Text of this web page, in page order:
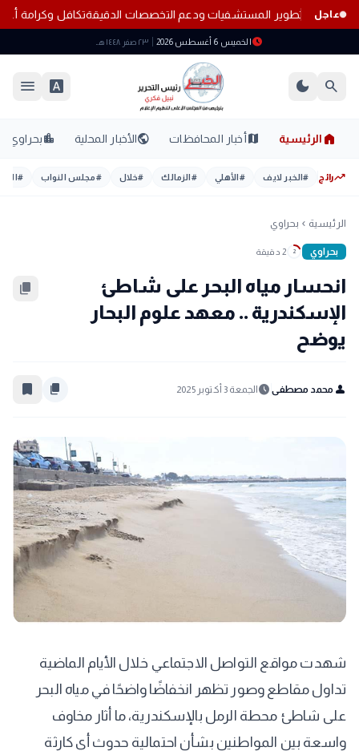
عاجل
الجديد.. خطة لتطوير المستشفيات ودعم التخصصات الدقيقةتكافل وكرامة أغسطس 2026.. موعد
scheduleالخميس 6 أغسطس 2026 ٢٣ صفر ١٤٤٨ هـ
search
dark_mode
font_download
menu
home الرئيسية mapأخبار المحافظات publicالأخبار المحلية location_cityبحراوي
trending_upرائج #الخبر لايف #الأهلي #الزمالك #خلال #مجلس النواب #
الرئيسية chevron_left بحراوي
بحراوي 2 2 دقيقة
انحسار مياه البحر على شاطئ
الإسكندرية .. معهد علوم البحار
يوضح
content_copy
person محمد مصطفى schedule الجمعة 3 أكتوبر 2025 content_copy
bookmark_border
شهدت مواقع التواصل الاجتماعي خلال الأيام الماضية
تداول مقاطع وصور تظهر انخفاضًا واضحًا في مياه البحر
على شاطئ محطة الرمل بالإسكندرية، ما أثار مخاوف
واسعة بين المواطنين بشأن احتمالية حدوث أي كارثة